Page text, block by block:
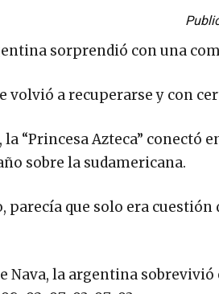
sorprendió con una
volvió a recuperarse y con
la “Princesa Azteca”
sobre la sudamericana.
parecía que solo era
Nava, la argentina